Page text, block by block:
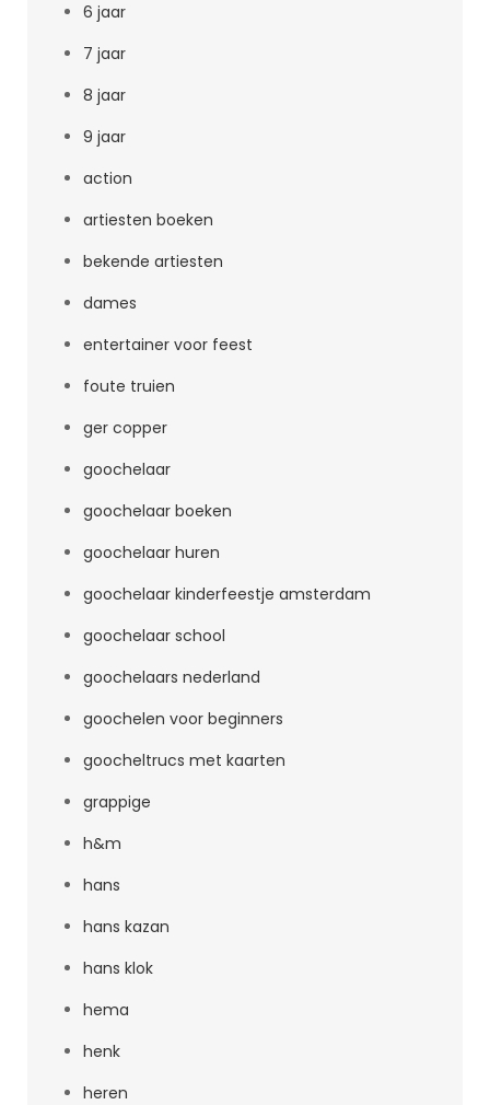
6 jaar
7 jaar
8 jaar
9 jaar
action
artiesten boeken
bekende artiesten
dames
entertainer voor feest
foute truien
ger copper
goochelaar
goochelaar boeken
goochelaar huren
goochelaar kinderfeestje amsterdam
goochelaar school
goochelaars nederland
goochelen voor beginners
goocheltrucs met kaarten
grappige
h&m
hans
hans kazan
hans klok
hema
henk
heren